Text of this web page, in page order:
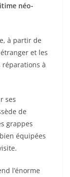
néo-
à partir de
et les
réparations à
ses
de
grappes
équipées
l’énorme